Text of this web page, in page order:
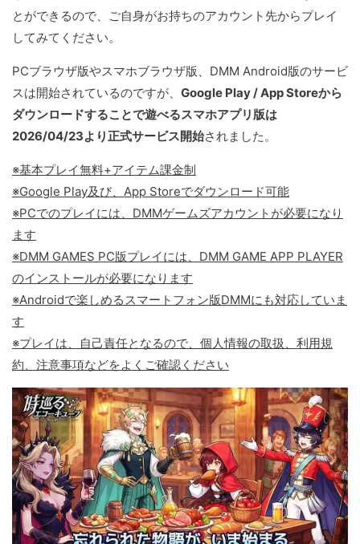
とができるので、ご自身がお持ちのアカウント先からプレイ
してみてください。
PCブラウザ版やスマホブラウザ版、DMM Android版のサービ
スは開始されているのですが、 Google Play / App Storeから
ダウンロードすることで遊べるスマホアプリ版は
2026/04/23より正式サービス開始されました。
※基本プレイ無料+アイテム課金制
※Google Play及び、App Storeでダウンロード可能
※PCでのプレイには、DMMゲームズアカウントが必要になり
ます
※DMM GAMES PC版プレイには、DMM GAME APP PLAYER
のインストールが必要になります
※Androidで楽しめるスマートフォン版DMMにも対応していま
す
※プレイは、自己責任となるので、個人情報の取扱、利用規
約、注意事項などをよくご確認ください